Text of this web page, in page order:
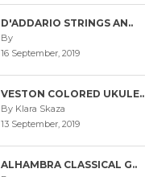
D'ADDARIO STRINGS AN..
By
16 September, 2019
VESTON COLORED UKULE..
By Klara Skaza
13 September, 2019
ALHAMBRA CLASSICAL G..